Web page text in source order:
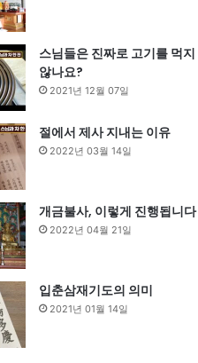
스님들은 진짜로 고기를 먹지
않나요?
2021년 12월 07일
절에서 제사 지내는 이유
2022년 03월 14일
개금불사, 이렇게 진행됩니다
2022년 04월 21일
입춘삼재기도의 의미
2021년 01월 14일